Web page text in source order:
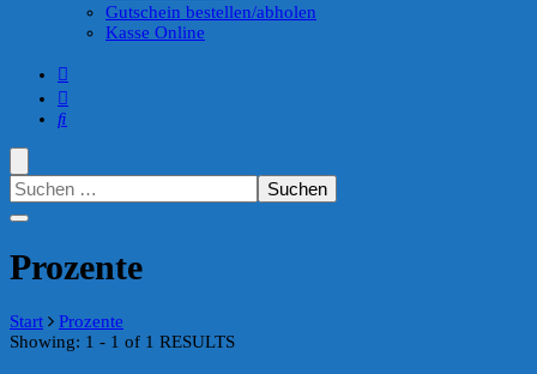
Gutschein bestellen/abholen
Kasse Online
Suchen
nach:
Prozente
Start
Prozente
Showing: 1 - 1 of 1 RESULTS